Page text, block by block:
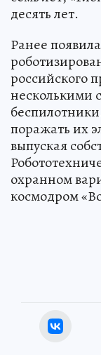
десять лет.
Ранее
российского
несколькими
поражать их
выпуская
охранном
космодром